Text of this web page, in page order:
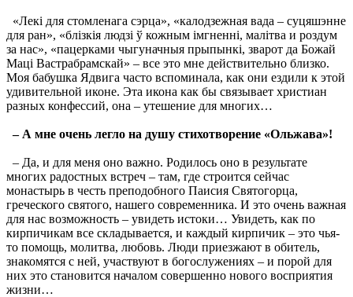
«Лекi для стомленага сэрца», «калодзежная вада – суцяшэнне
для ран», «блiзкiя людзi ў кожным iмгненнi, малiтва и роздум
за нас», «пацерками чыгуначныя прыпынкi, зварот да Божай
Мацi Вастрабрамскай» – все это мне действительно близко.
Моя бабушка Ядвига часто вспоминала, как они ездили к этой
удивительной иконе. Эта икона как бы связывает христиан
разных конфессий, она – утешение для многих…
– А мне очень легло на душу стихотворение «Ольжaвa»!
– Да, и для меня оно важно. Родилось оно в результате
многих радостных встреч – там, где строится сейчас
монастырь в честь преподобного Паисия Святогорца,
греческого святого, нашего современника. И это очень важная
для нас возможность – увидеть истоки… Увидеть, как по
кирпичикам все складывается, и каждый кирпичик – это чья-
то помощь, молитва, любовь. Люди приезжают в обитель,
знакомятся с ней, участвуют в богослужениях – и порой для
них это становится началом совершенно нового восприятия
жизни…